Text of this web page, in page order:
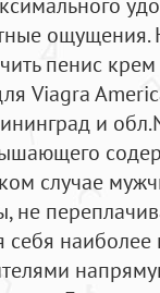
пенис
Viagra
и
случае
не
себя